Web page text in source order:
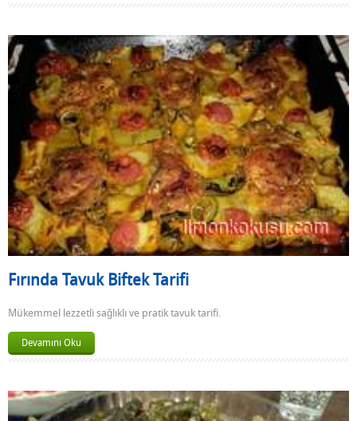
Fırında Tavuk Biftek Tarifi
Mükemmel lezzetli sağlıklı ve pratik tavuk tarifi.
Devamını Oku